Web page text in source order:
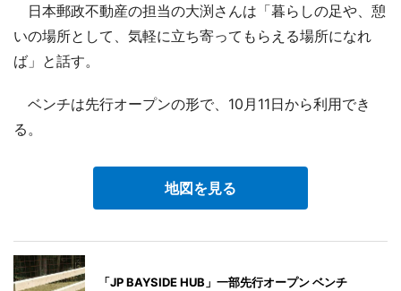
日本郵政不動産の担当の大渕さんは「暮らしの足や、憩
いの場所として、気軽に立ち寄ってもらえる場所になれ
ば」と話す。
ベンチは先行オープンの形で、10月11日から利用でき
る。
地図を見る
「JP BAYSIDE HUB」一部先行オープン ベンチ